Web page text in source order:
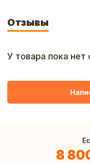
Отзывы
У товара пока нет
8